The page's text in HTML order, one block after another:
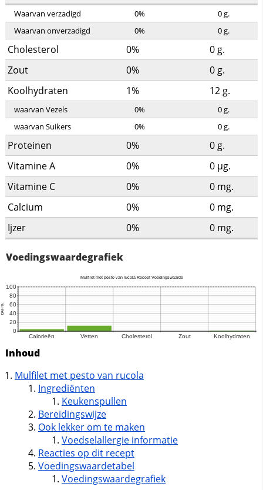
Waarvan verzadigd 0% 0g.
Waarvan onverzadigd
0% 0g.
Cholesterol 0% 0 g.
Zout
0% 0 g.
Koolhydraten
1% 12 g.
waarvan Vezels 0% 0g.
waarvan Suikers
0% 0g.
Proteinen 0% 0 g.
Vitamine A
0% 0 µg.
Vitamine C
0% 0 mg.
Calcium
0% 0 mg.
Ijzer
0% 0 mg.
Voedingswaardegrafiek
Inhoud
Mulfilet met pesto van rucola
Ingrediënten
Keukenspullen
Bereidingswijze
Ook lekker om te maken
Voedselallergie informatie
Reacties op dit recept
Voedingswaardetabel
Voedingswaardegrafiek